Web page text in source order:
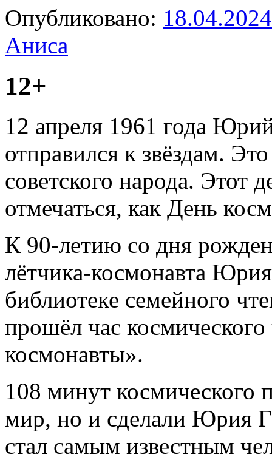
Опубликовано: 18.04.2024
Аниса
12+
12 апреля 1961 года
отправился к звёздам.
советского народа. Этот
отмечаться, как День
К 90-летию со дня
лётчика-космонавта
библиотеке семейного
прошёл час
космонавты».
108 минут космического
мир, но и сделали Юрия
стал самым известным